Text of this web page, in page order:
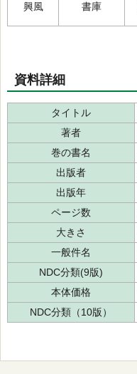
興風 書庫
資料詳細
タイトル
著者
巻の書名
出版者
出版年
ページ数
大きさ
一般件名
NDC分類(9版)
本体価格
NDC分類（10版）